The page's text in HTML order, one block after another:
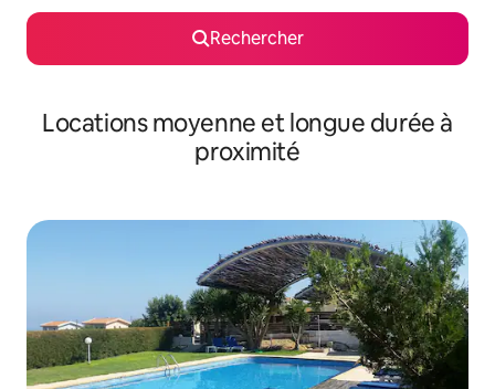
Rechercher
Locations moyenne et longue durée à
proximité